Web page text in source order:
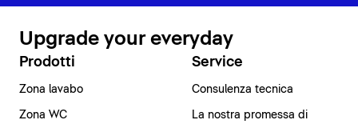
Upgrade your everyday
Prodotti
Zona lavabo
Zona WC
Service
Consulenza tecnica
La nostra promessa di